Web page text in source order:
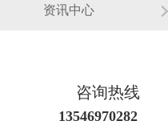
资讯中心
咨询热线
13546970282